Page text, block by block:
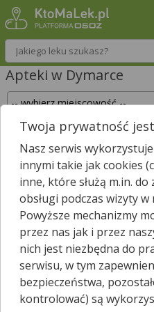
Wpisz nazwę leku
Apteki w Dymarce
Sprawdź, które apteki
lek i zarezerwuj go już
Wpisz nazwę leku
Wybierz typ aptek
Dymarcenie znaleźliśmy
Twoja prywatność
Nasz serwis
innymi takie jak cookies
inne, które służą m.in.
obsługi podczas wizyty w
Powyższe mechanizmy
przez nas jak i przez
nich jest niezbędna do
serwisu, w tym
bezpieczeństwa,
kontrolować) są